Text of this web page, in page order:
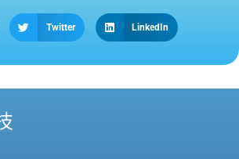
Twitter LinkedIn